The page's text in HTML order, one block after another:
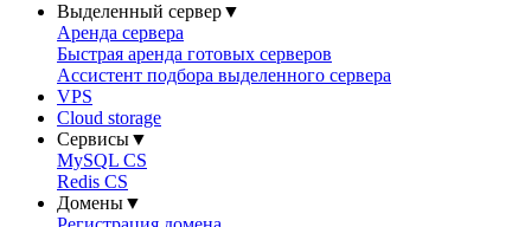
Выделенный сервер▼
Аренда сервера
Быстрая аренда готовых серверов
Ассистент подбора выделенного сервера
VPS
Cloud storage
Сервисы▼
MySQL CS
Redis CS
Домены▼